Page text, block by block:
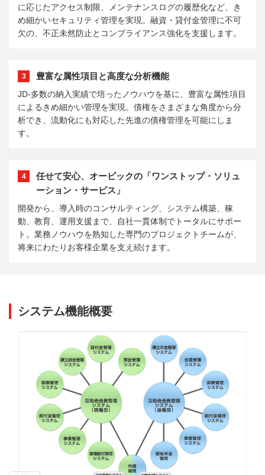
に応じたアクセス制限、メンテナンスログの履歴化など、き
め細かいセキュリティ管理を実現。融資・貸付金管理に不可
欠の、不正未然防止とコンプライアンス強化を支援します。
3 豊富な属性項目と高度な分析機能
JD-多数の納入実績で培ったノウハウを基に、豊富な属性項目
によるきめ細かい管理を実現。債権をさまざまな角度から分
析でき、流動化にも対応した先進の債権管理を可能にしま
す。
4
任せて安心、オービックの「ワンストップ・ソリュ
ーション・サービス」
開発から、導入時のコンサルティング、システム構築、稼
動、教育、運用支援まで、自社一貫体制でトータルにサポー
ト。業務ノウハウを熟知した専門のプロジェクトチームが、
将来にわたりお客様企業を支え続けます。
システム機能概要